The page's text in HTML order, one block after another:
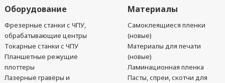
Оборудование
Фрезерные станки с ЧПУ,
обрабатывающие центры
Токарные станки с ЧПУ
Планшетные режущие
плоттеры
Лазерные гравёры и
Материалы
Самоклеящиеся пленки
(новые)
Материалы для печати
(новые)
Ламинационная пленка
Пасты, спреи, скотчи для